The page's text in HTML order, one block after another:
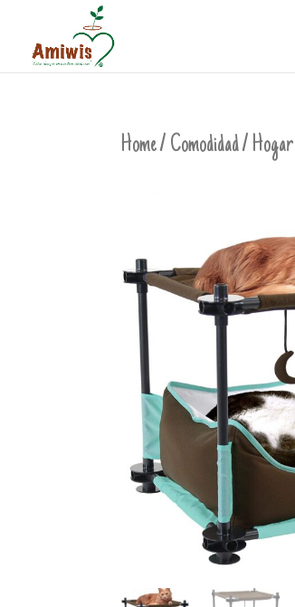
Home/ Comodidad/Hogar